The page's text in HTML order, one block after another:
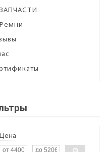
ЗАПЧАСТИ
Ремни
Цена